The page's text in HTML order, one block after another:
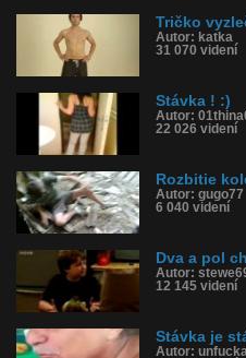
Tagy: kuzelnik, tričko, ružove
História sledovanosti videa:
Tričko
Autor: katka
31 070 videní
Stávka ! :)
Autor:
22 026 videní
Rozbitie
Autor: gugo77
6 040 videní
Dva a pol
Autor:
12 145 videní
Stávka je
Autor: